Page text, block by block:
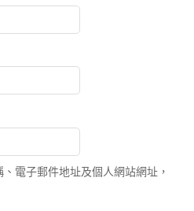
電子郵件地址及個人網站網址，